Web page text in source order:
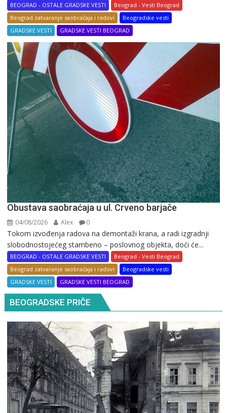
BEOGRAD - OSTALE GRADSKE VESTI
Beograd - Vesti Beograd
Beograd zatvaranje saobraćaja i radovi
Beogradske vesti
GRADSKE VESTI
GRADSKE VESTI BEOGRAD
Obustava saobraćaja u ul. Crveno barjače
04/08/2026 Alex 0
Tokom izvođenja radova na demontaži krana, a radi izgradnji
slobodnostojećeg stambeno – poslovnog objekta, doći će...
BEOGRAD - OSTALE GRADSKE VESTI
Beograd - Vesti Beograd
Beograd zatvaranje saobraćaja i radovi
Beogradske vesti
GRADSKE VESTI
GRADSKE VESTI BEOGRAD
BEOGRADSKE PRIČE